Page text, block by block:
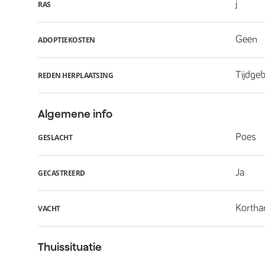
RAS j
ADOPTIEKOSTEN Geen
REDEN HERPLAATSING
Algemene info
GESLACHT Poes
GECASTREERD Ja
VACHT
Thuissituatie